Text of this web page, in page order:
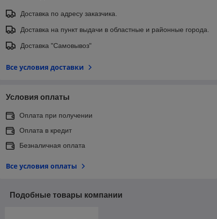
Доставка по адресу заказчика.
Доставка на пункт выдачи в областные и районные города.
Доставка "Самовывоз"
Все условия доставки
Условия оплаты
Оплата при получении
Оплата в кредит
Безналичная оплата
Все условия оплаты
Подобные товары компании